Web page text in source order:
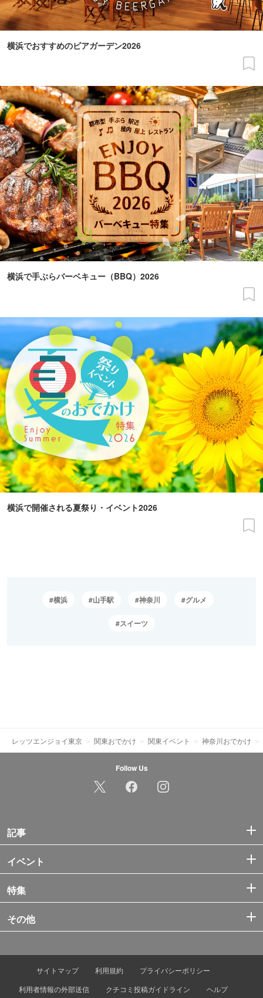
横浜でおすすめのビアガーデン2026
横浜で手ぶらバーベキュー（BBQ）2026
横浜で開催される夏祭り・イベント2026
横浜 山手駅 神奈川 グルメ
スイーツ
レッツエンジョイ東京 関東おでかけ 関東イベント 神奈川おでかけ
Follow Us
記事
イベント
特集
その他
サイトマップ 利用規約
プライバシーポリシー
利用者情報の外部送信
クチコミ投稿ガイドライン ヘルプ